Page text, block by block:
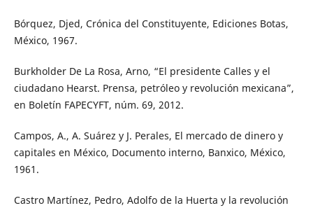
Bórquez, Djed, Crónica del Constituyente, Ediciones Botas,
México, 1967.
Burkholder De La Rosa, Arno, “El presidente Calles y el
ciudadano Hearst. Prensa, petróleo y revolución mexicana”,
en Boletín FAPECYFT, núm. 69, 2012.
Campos, A., A. Suárez y J. Perales, El mercado de dinero y
capitales en México, Documento interno, Banxico, México,
1961.
Castro Martínez, Pedro, Adolfo de la Huerta y la revolución